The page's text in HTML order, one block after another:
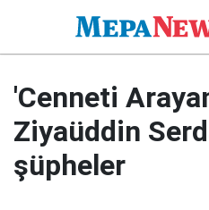
'Cenneti
Ziyaüddin
şüpheler